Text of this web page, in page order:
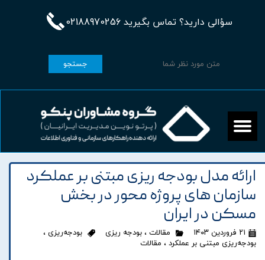
سؤالی دارید؟ تماس بگیرید 02188970256
جستجو
ارائه مدل بودجه ریزی مبتنی بر عملکرد
سازمان های پروژه محور در بخش
مسکن در ایران
۲۱ فروردین ۱۴۰۳ مقالات ، بودجه ریزی بودجه‌ریزی ،
بودجه‌ریزی مبتنی بر عملکرد ، مقالات